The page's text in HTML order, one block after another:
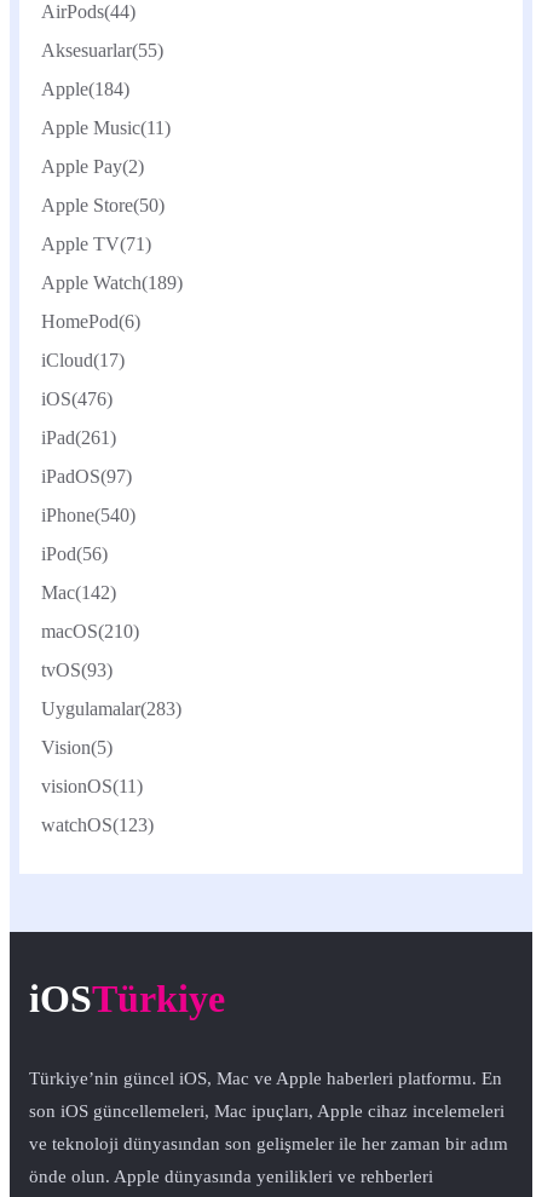
AirPods(44)
Aksesuarlar(55)
Apple(184)
Apple Music(11)
Apple Pay(2)
Apple Store(50)
Apple TV(71)
Apple Watch(189)
HomePod(6)
iCloud(17)
iOS(476)
iPad(261)
iPadOS(97)
iPhone(540)
iPod(56)
Mac(142)
macOS(210)
tvOS(93)
Uygulamalar(283)
Vision(5)
visionOS(11)
watchOS(123)
iOSTürkiye
Türkiye’nin güncel iOS, Mac ve Apple haberleri platformu. En
son iOS güncellemeleri, Mac ipuçları, Apple cihaz incelemeleri
ve teknoloji dünyasından son gelişmeler ile her zaman bir adım
önde olun. Apple dünyasında yenilikleri ve rehberleri